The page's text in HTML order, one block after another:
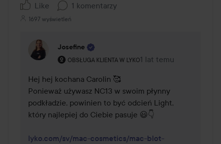
Like 1 komentarzy
1697 wyświetleń
Josefine
OBSŁUGA KLIENTA W LYKO
Rola użytkownika: Obsługa klienta w Lyko.
1 lat temu
Komentarz został
Hej hej kochana Carolin 🥰
Ponieważ używasz NC13 w swoim płynny
podkładzie, powinien to być odcień Light,
który najlepiej do Ciebie pasuje 😃👇
lyko.com/sv/mac-cosmetics/mac-blot-